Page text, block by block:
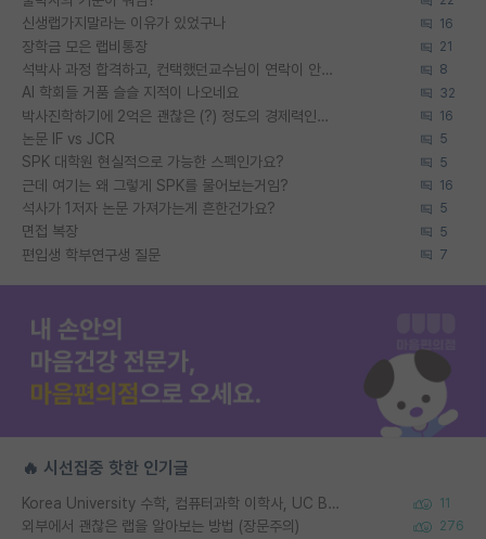
신생랩가지말라는 이유가 있었구나 16
장학금 모은 랩비통장 21
석박사 과정 합격하고, 컨택했던교수님이 연락이 안됩니다... 8
AI 학회들 거품 슬슬 지적이 나오네요 32
박사진학하기에 2억은 괜찮은 (?) 정도의 경제력인가요 16
논문 IF vs JCR 5
SPK 대학원 현실적으로 가능한 스펙인가요? 5
근데 여기는 왜 그렇게 SPK를 물어보는거임? 16
석사가 1저자 논문 가져가는게 흔한건가요? 5
면접 복장 5
편입생 학부연구생 질문 7
🔥 시선집중 핫한 인기글
Korea University 수학, 컴퓨터과학 이학사, UC Berkeley 산업공학 대학원 공학박사가 되는 것은 쉽지 않겠죠? 11
외부에서 괜찮은 랩을 알아보는 방법 (장문주의) 276